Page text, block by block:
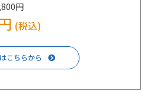
円
(税込)
こちらから